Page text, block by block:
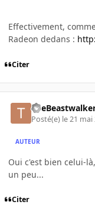
Effectivement,
Radeon dedans :
Citer
Posté(e) le 21 mai
AUTEUR
Oui c'est bien celui-
un peu...
Citer